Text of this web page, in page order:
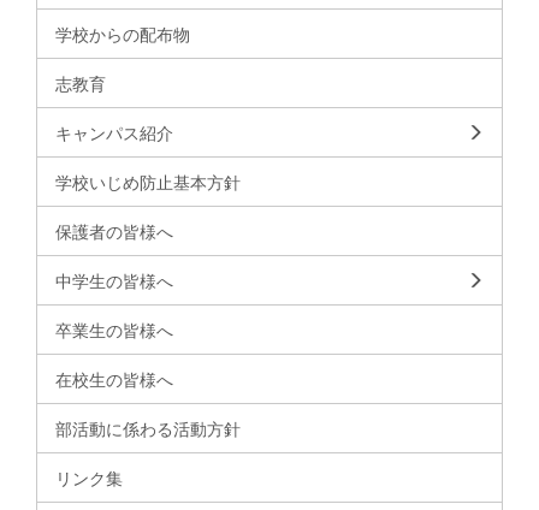
学校からの配布物
志教育
キャンパス紹介
学校いじめ防止基本方針
保護者の皆様へ
中学生の皆様へ
卒業生の皆様へ
在校生の皆様へ
部活動に係わる活動方針
リンク集